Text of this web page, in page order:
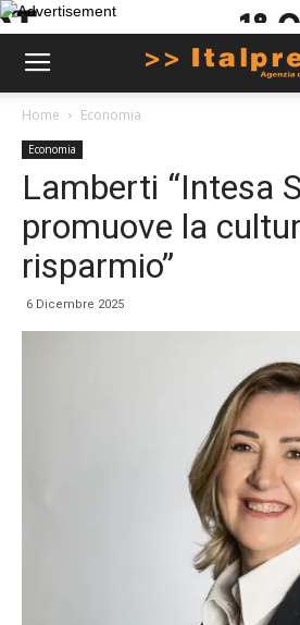
Home Economia
Economia
Lamberti “Intesa
promuove la
risparmio”
6 Dicembre 2025